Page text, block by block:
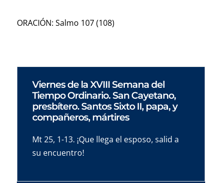
ORACIÓN: Salmo 107 (108)
Viernes de la XVIII Semana del
Tiempo Ordinario. San Cayetano,
presbítero. Santos Sixto II, papa, y
compañeros, mártires
Mt 25, 1-13. ¡Que llega el esposo, salid a
su encuentro!